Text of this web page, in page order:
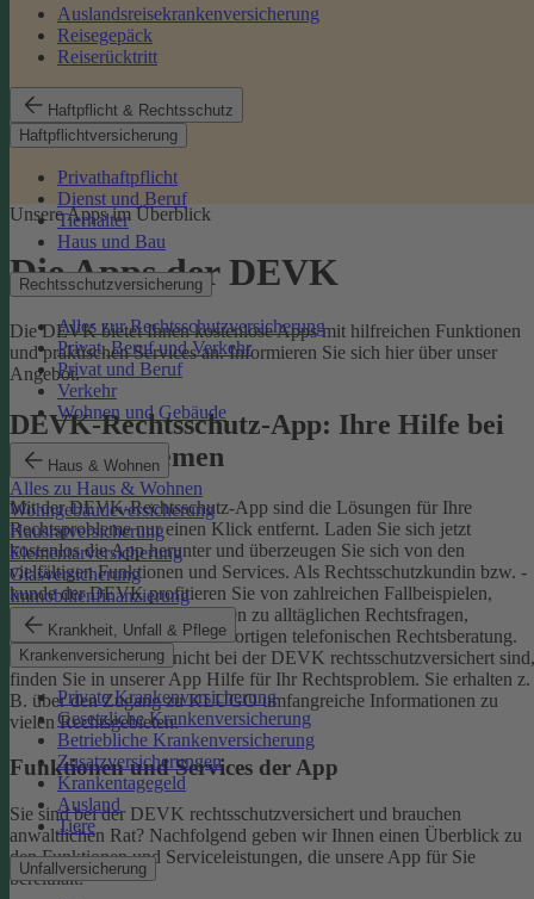
Auslandsreisekrankenversicherung
Reisegepäck
Reiserücktritt
Haftpflicht & Rechtsschutz
Haftpflichtversicherung
Privathaftpflicht
Dienst und Beruf
Tierhalter
Haus und Bau
Rechtsschutzversicherung
Alles zur Rechtsschutzversicherung
Privat, Beruf und Verkehr
Privat und Beruf
Verkehr
Wohnen und Gebäude
Haus & Wohnen
Alles zu Haus & Wohnen
Wohngebäudeversicherung
Hausratversicherung
Elementarversicherung
Glasversicherung
Immobilienfinanzierung
Krankheit, Unfall & Pflege
Krankenversicherung
Private Krankenversicherung
Gesetzliche Krankenversicherung
Betriebliche Krankenversicherung
Zusatzversicherungen
Krankentagegeld
Ausland
Tiere
Unfallversicherung
Unsere Apps im Überblick
Die Apps der DEVK
Die DEVK bietet Ihnen kostenlose Apps mit hilfreichen Funktionen
und praktischen Services an. Informieren Sie sich hier über unser
Angebot.
DEVK-Rechtsschutz-App: Ihre Hilfe bei
Rechtsproblemen
Mit der DEVK-Rechtsschutz-App sind die Lösungen für Ihre
Rechtsprobleme nur einen Klick entfernt. Laden Sie sich jetzt
kostenlos die App herunter und überzeugen Sie sich von den
vielfältigen Funktionen und Services. Als Rechtsschutzkundin bzw. -
kunde der DEVK profitieren Sie von zahlreichen Fallbeispielen,
informativen Ratgeberbeiträgen zu alltäglichen Rechtsfragen,
Musterverträgen und einer sofortigen telefonischen Rechtsberatung.
Aber auch, wenn Sie nicht bei der DEVK rechtsschutzversichert sind,
finden Sie in unserer App Hilfe für Ihr Rechtsproblem. Sie erhalten z.
B. über den Zugang zu KLUGO umfangreiche Informationen zu
vielen Rechtsgebieten.
Funktionen und Services der App
Sie sind bei der DEVK rechtsschutzversichert und brauchen
anwaltlichen Rat? Nachfolgend geben wir Ihnen einen Überblick zu
den Funktionen und Serviceleistungen, die unsere App für Sie
bereithält: